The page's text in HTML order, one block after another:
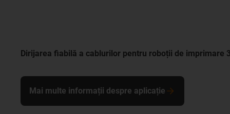
Dirijarea fiabilă a cablurilor pentru roboții de imprimare
Mai multe informații despre aplicație